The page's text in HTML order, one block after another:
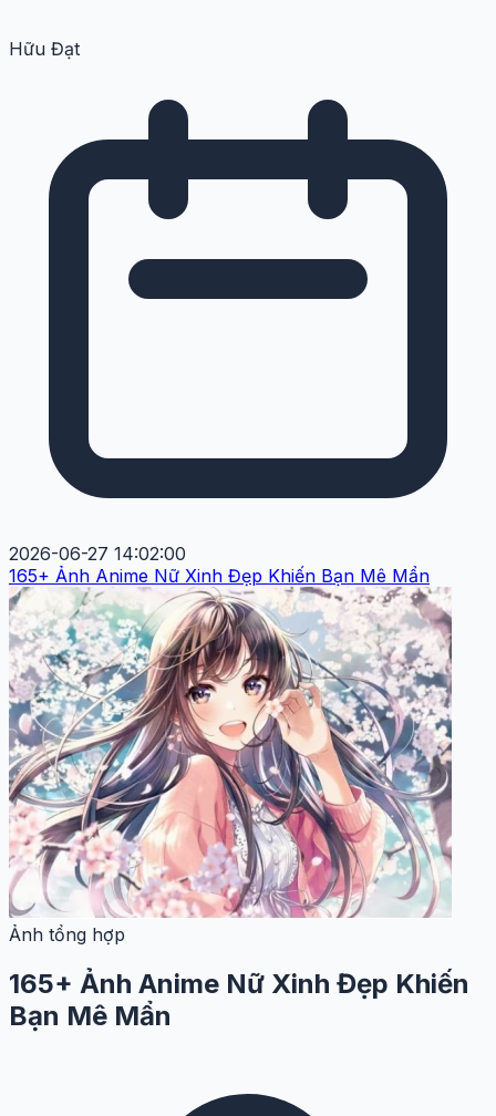
Hữu Đạt
2026-06-27 14:02:00
165+ Ảnh Anime Nữ Xinh Đẹp Khiến Bạn Mê Mẩn
Ảnh tổng hợp
165+ Ảnh Anime Nữ Xinh Đẹp Khiến
Bạn Mê Mẩn